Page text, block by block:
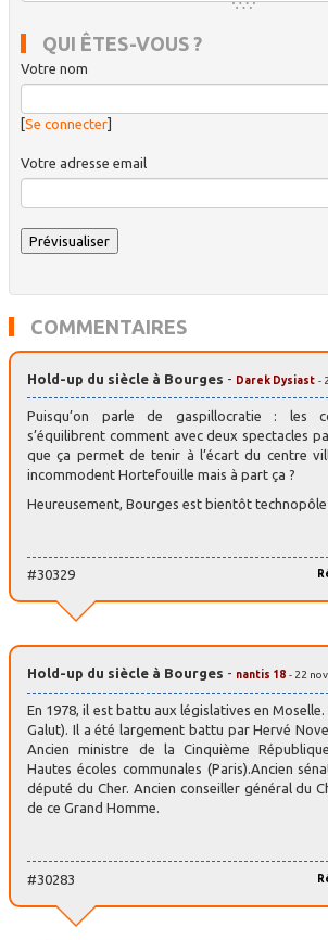
QUI ÊTES-VOUS ?
Votre nom
[Se connecter]
Votre adresse email
COMMENTAIRES
Hold-up du siècle à Bourges - Darek Dysiast -
Puisqu’on parle de gaspillocratie : les
s’équilibrent comment avec deux spectacles
que ça permet de tenir à l’écart du centre
incommodent Hortefouille mais à part ça ?
Heureusement, Bourges est bientôt technopôle
#30329
Hold-up du siècle à Bourges - nantis 18 - 22
En 1978, il est battu aux législatives en
Galut). Il a été largement battu par Hervé
Ancien ministre de la Cinquième
Hautes écoles communales (Paris).Ancien
député du Cher. Ancien conseiller général du
de ce Grand Homme.
#30283